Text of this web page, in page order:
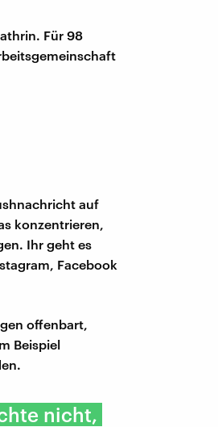
Für 98
auf
konzentrieren,
Ihr geht es
Facebook
offenbart,
Beispiel
nicht,